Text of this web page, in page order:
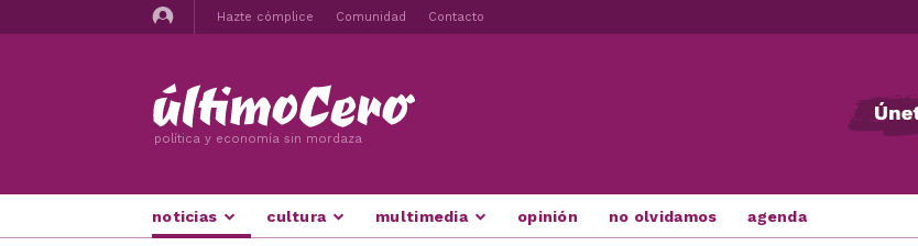
Hazte cómplice Comunidad Contacto
política y economía sin mordaza
noticias cultura multimedia opinión no olvidamos agenda